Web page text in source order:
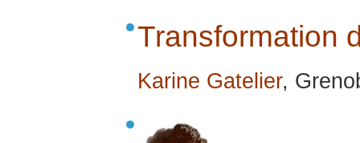
Transformation
Karine Gatelier,